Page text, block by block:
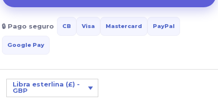
trastornos
del
en
las
escuelas
🔒 Pago seguro CB Visa Mastercard PayPal
Google Pay
Libra esterlina (£) -
GBP